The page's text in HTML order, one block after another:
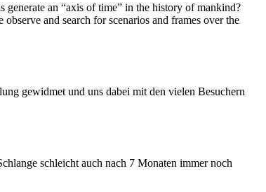
an “axis of time” in the history of mankind?
and search for scenarios and frames over the
gewidmet und uns dabei mit den vielen Besuchern
schleicht auch nach 7 Monaten immer noch